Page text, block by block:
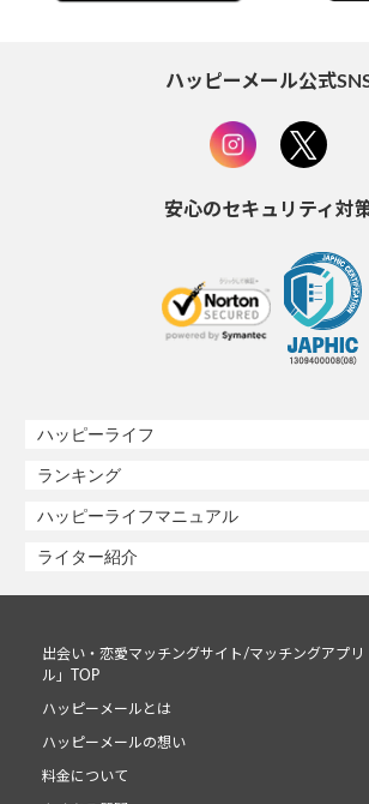
ハッピーメール公式
安心のセキュリティ対
ハッピーライフ
ランキング
ハッピーライフマニュアル
ライター紹介
出会い・恋愛マッチングサイト/マッチングアプリ
ル」TOP
ハッピーメールとは
ハッピーメールの想い
料金について